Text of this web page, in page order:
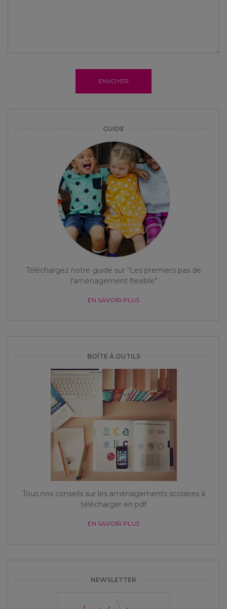
ENVOYER
GUIDE
Téléchargez notre guide sur "Les premiers pas de
l'aménagement flexible"
EN SAVOIR PLUS
BOÎTE À OUTILS
Tous nos conseils sur les aménagements scolaires à
télécharger en pdf
EN SAVOIR PLUS
NEWSLETTER